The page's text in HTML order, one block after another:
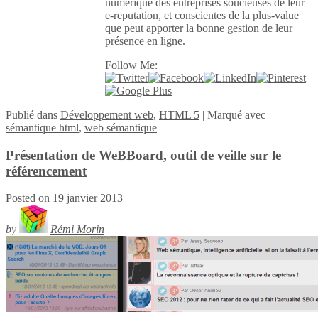
numérique des entreprises soucieuses de leur
e-reputation, et conscientes de la plus-value
que peut apporter la bonne gestion de leur
présence en ligne.
Follow Me:
Publié dans Développement web, HTML 5 | Marqué avec
sémantique html, web sémantique
Présentation de WeBBoard, outil de veille sur le
référencement
Posted on 19 janvier 2013
by Rémi Morin